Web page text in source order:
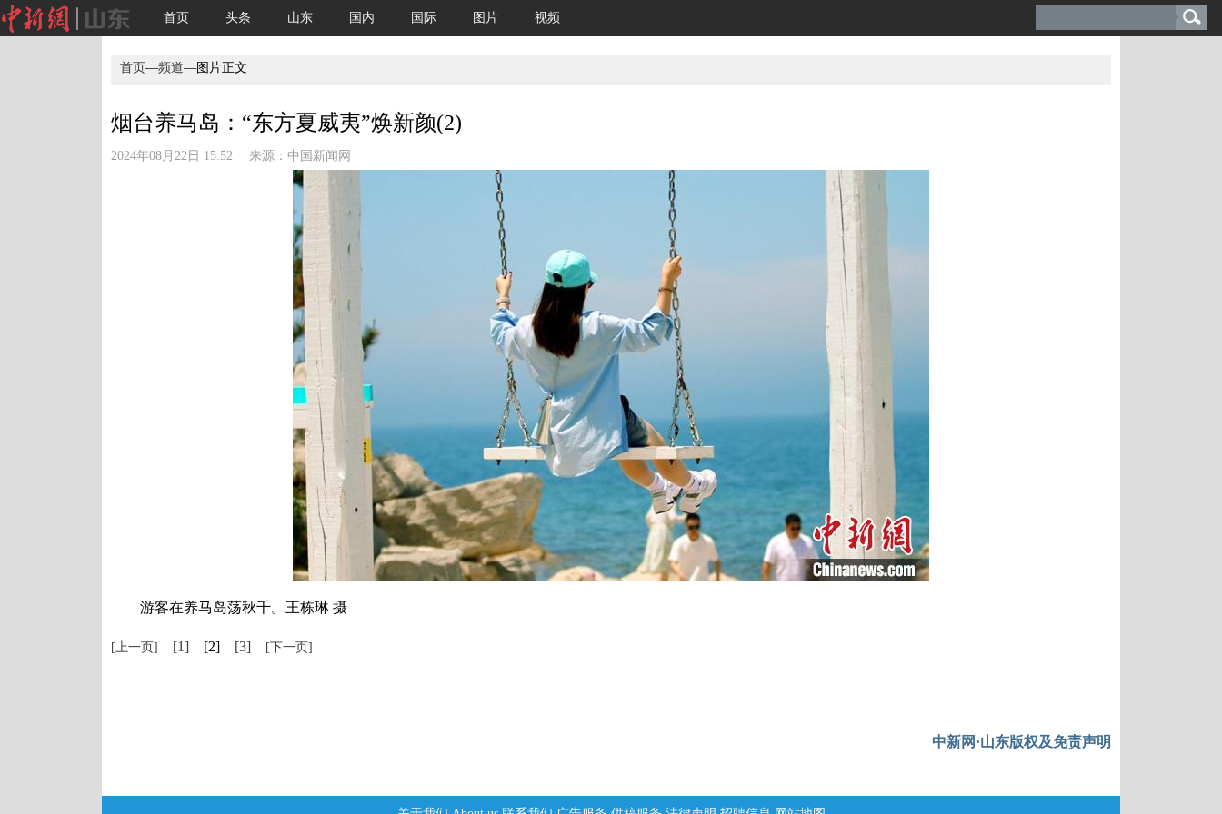
首页 头条 山东 国内 国际 图片 视频
首页—频道—图片正文
烟台养马岛：“东方夏威夷”焕新颜(2)
2024年08月22日 15:52 来源： 中国新闻网
游客在养马岛荡秋千。王栋琳 摄
[上一页] [1] [2] [3] [下一页]
中新网·山东版权及免责声明